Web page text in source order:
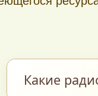
Какие